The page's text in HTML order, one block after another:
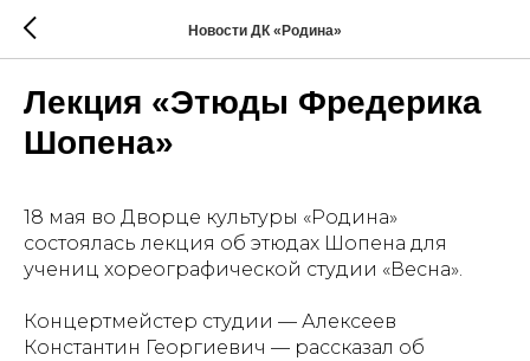
Новости ДК «Родина»
Лекция «Этюды Фредерика
Шопена»
18 мая во Дворце культуры «Родина»
состоялась лекция об этюдах Шопена для
учениц хореографической студии «Весна».
Концертмейстер студии — Алексеев
Константин Георгиевич — рассказал об